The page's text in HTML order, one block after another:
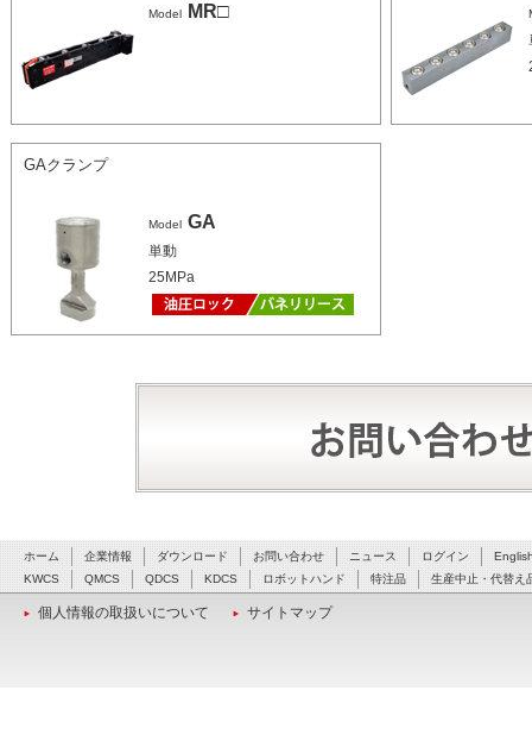
Model MR□
GAクランプ
Model GA
単動
25MPa
ホーム 企業情報 ダウンロード お問い合わせ ニュース ログイン
KWCS
QMCS QDCS KDCS ロボットハンド 特注品 生産中止・代替え
個人情報の取扱いについて サイトマップ